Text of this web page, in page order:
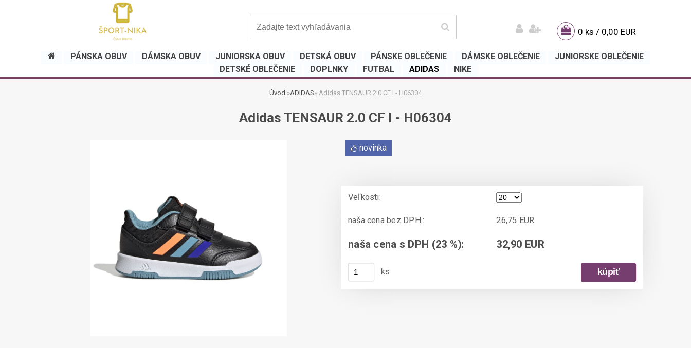
0 ks / 0,00 EUR
PÁNSKA OBUV DÁMSKA OBUV JUNIORSKA OBUV DETSKÁ OBUV PÁNSKE OBLEČENIE DÁMSKE OBLEČENIE
JUNIORSKE OBLEČENIE
DETSKÉ OBLEČENIE
DOPLNKY FUTBAL ADIDAS NIKE
Úvod »ADIDAS» Adidas TENSAUR 2.0 CF I - H06304
Adidas TENSAUR 2.0 CF I - H06304
novinka
Veľkosti:
naša cena bez DPH : 26,75 EUR
naša cena s DPH (23 %): 32,90 EUR
ks